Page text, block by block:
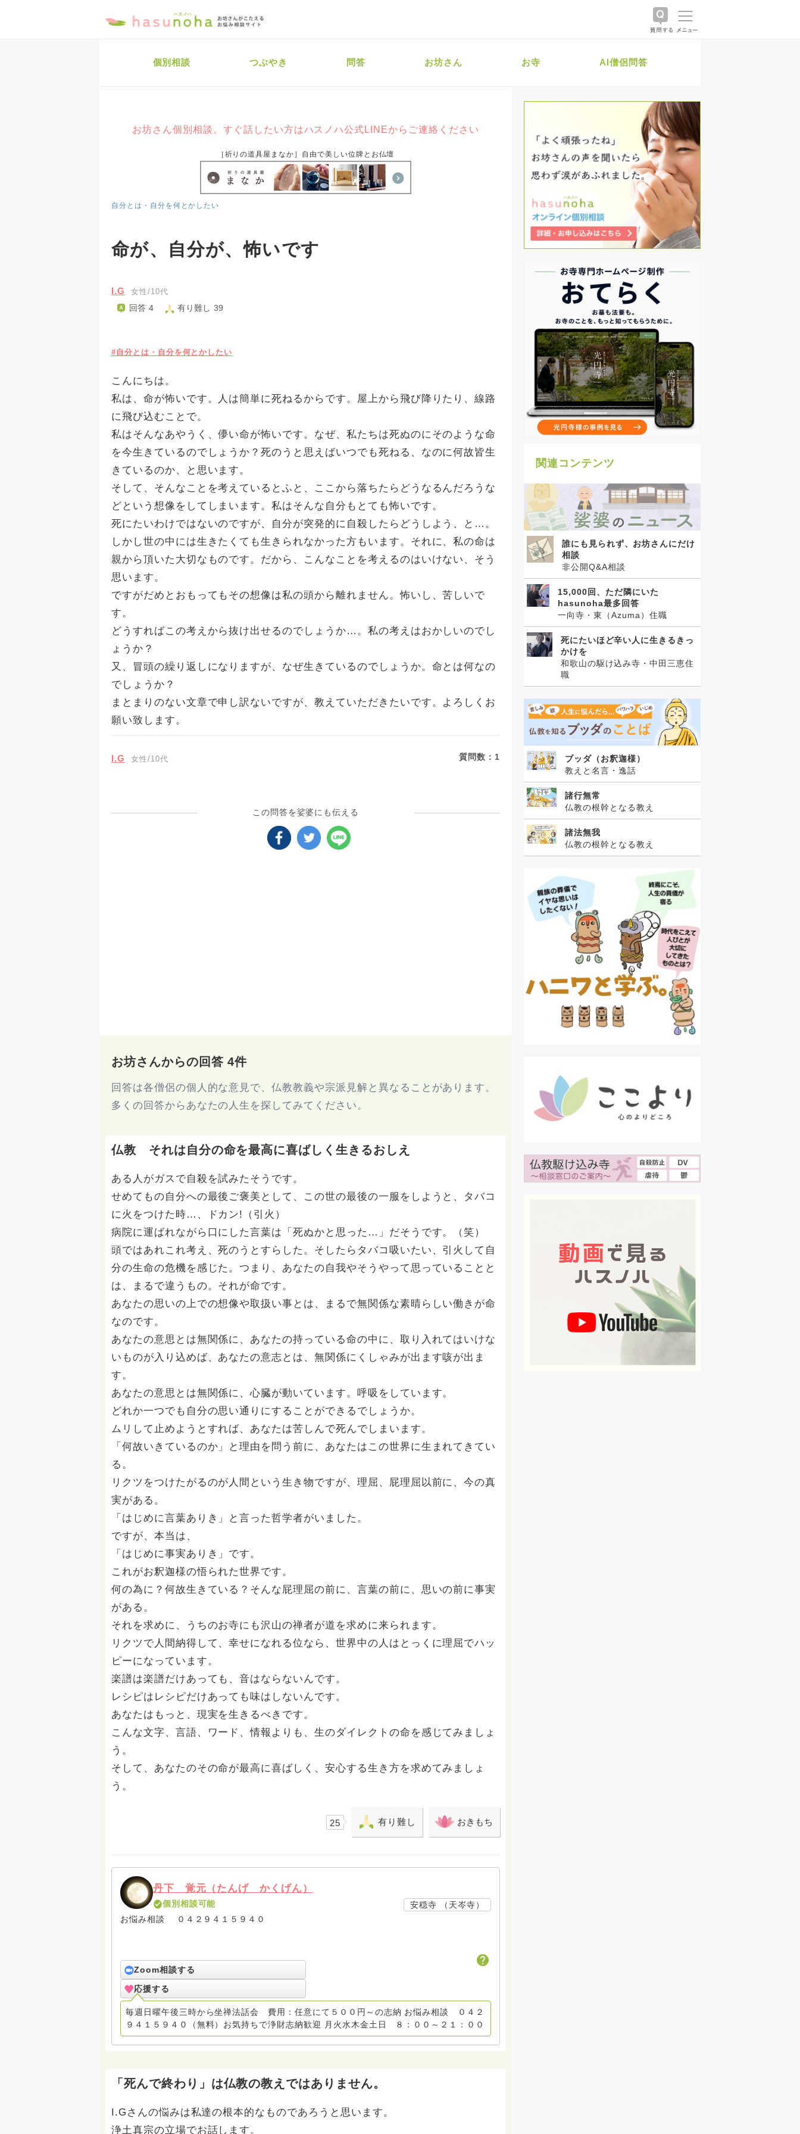
個別相談 つぶやき 問答 お坊さん お寺 AI僧侶問答
お坊さん個別相談。すぐ話したい方はハスノハ公式LINEからご連絡ください
［祈りの道具屋まなか］自由で美しい位牌とお仏壇
自分とは・自分を何とかしたい
命が、自分が、怖いです
I.G 女性/10代
回答 4 有り難し 39
#自分とは・自分を何とかしたい
こんにちは。
私は、命が怖いです。人は簡単に死ねるからです。屋上から飛び降りたり、線路
に飛び込むことで。
私はそんなあやうく、儚い命が怖いです。なぜ、私たちは死ぬのにそのような命
を今生きているのでしょうか？死のうと思えばいつでも死ねる、なのに何故皆生
きているのか、と思います。
そして、そんなことを考えているとふと、ここから落ちたらどうなるんだろうな
どという想像をしてしまいます。私はそんな自分もとても怖いです。
死にたいわけではないのですが、自分が突発的に自殺したらどうしよう、と…。
しかし世の中には生きたくても生きられなかった方もいます。それに、私の命は
親から頂いた大切なものです。だから、こんなことを考えるのはいけない、そう
思います。
ですがだめとおもってもその想像は私の頭から離れません。怖いし、苦しいで
す。
どうすればこの考えから抜け出せるのでしょうか…。私の考えはおかしいのでし
ょうか？
又、冒頭の繰り返しになりますが、なぜ生きているのでしょうか。命とは何なの
でしょうか？
まとまりのない文章で申し訳ないですが、教えていただきたいです。よろしくお
願い致します。
I.G 女性/10代 質問数： 1
この問答を娑婆にも伝える
お坊さんからの回答 4件
回答は各僧侶の個人的な意見で、仏教教義や宗派見解と異なることがあります。
多くの回答からあなたの人生を探してみてください。
仏教 それは自分の命を最高に喜ばしく生きるおしえ
ある人がガスで自殺を試みたそうです。
せめてもの自分への最後ご褒美として、この世の最後の一服をしようと、タバコ
に火をつけた時…、ドカン!（引火）
病院に運ばれながら口にした言葉は「死ぬかと思った…」だそうです。（笑）
頭ではあれこれ考え、死のうとすらした。そしたらタバコ吸いたい、引火して自
分の生命の危機を感じた。つまり、あなたの自我やそうやって思っていることと
は、まるで違うもの。それが命です。
あなたの思いの上での想像や取扱い事とは、まるで無関係な素晴らしい働きが命
なのです。
あなたの意思とは無関係に、あなたの持っている命の中に、取り入れてはいけな
いものが入り込めば、あなたの意志とは、無関係にくしゃみが出ます咳が出ま
す。
あなたの意思とは無関係に、心臓が動いています。呼吸をしています。
どれか一つでも自分の思い通りにすることができるでしょうか。
ムリして止めようとすれば、あなたは苦しんで死んでしまいます。
「何故いきているのか」と理由を問う前に、あなたはこの世界に生まれてきてい
る。
リクツをつけたがるのが人間という生き物ですが、理屈、屁理屈以前に、今の真
実がある。
「はじめに言葉ありき」と言った哲学者がいました。
ですが、本当は、
「はじめに事実ありき」です。
これがお釈迦様の悟られた世界です。
何の為に？何故生きている？そんな屁理屈の前に、言葉の前に、思いの前に事実
がある。
それを求めに、うちのお寺にも沢山の禅者が道を求めに来られます。
リクツで人間納得して、幸せになれる位なら、世界中の人はとっくに理屈でハッ
ピーになっています。
楽譜は楽譜だけあっても、音はならないんです。
レシピはレシピだけあっても味はしないんです。
あなたはもっと、現実を生きるべきです。
こんな文字、言語、ワード、情報よりも、生のダイレクトの命を感じてみましょ
う。
そして、あなたのその命が最高に喜ばしく、安心する生き方を求めてみましょ
う。
25 有り難し おきもち
丹下 覚元（たんげ かくげん）
個別相談可能
安穏寺 （天岑寺）
お悩み相談 ０４２９４１５９４０
Zoom相談する
応援する
毎週日曜午後三時から坐禅法話会 費用：任意にて５００円～の志納 お悩み相談 ０４２
９４１５９４０（無料）お気持ちで浄財志納歓迎 月火水木金土日 ８：００～２１：００
「死んで終わり」は仏教の教えではありません。
I.Gさんの悩みは私達の根本的なものであろうと思います。
浄土真宗の立場でお話します。
関連コンテンツ
誰にも見られず、お坊さんにだけ
相談
非公開Q&A相談
15,000回、ただ隣にいた
hasunoha最多回答
一向寺・東（Azuma）住職
死にたいほど辛い人に生きるきっ
かけを
和歌山の駆け込み寺・中田三恵住
職
ブッダ（お釈迦様）
教えと名言・逸話
諸行無常
仏教の根幹となる教え
諸法無我
仏教の根幹となる教え